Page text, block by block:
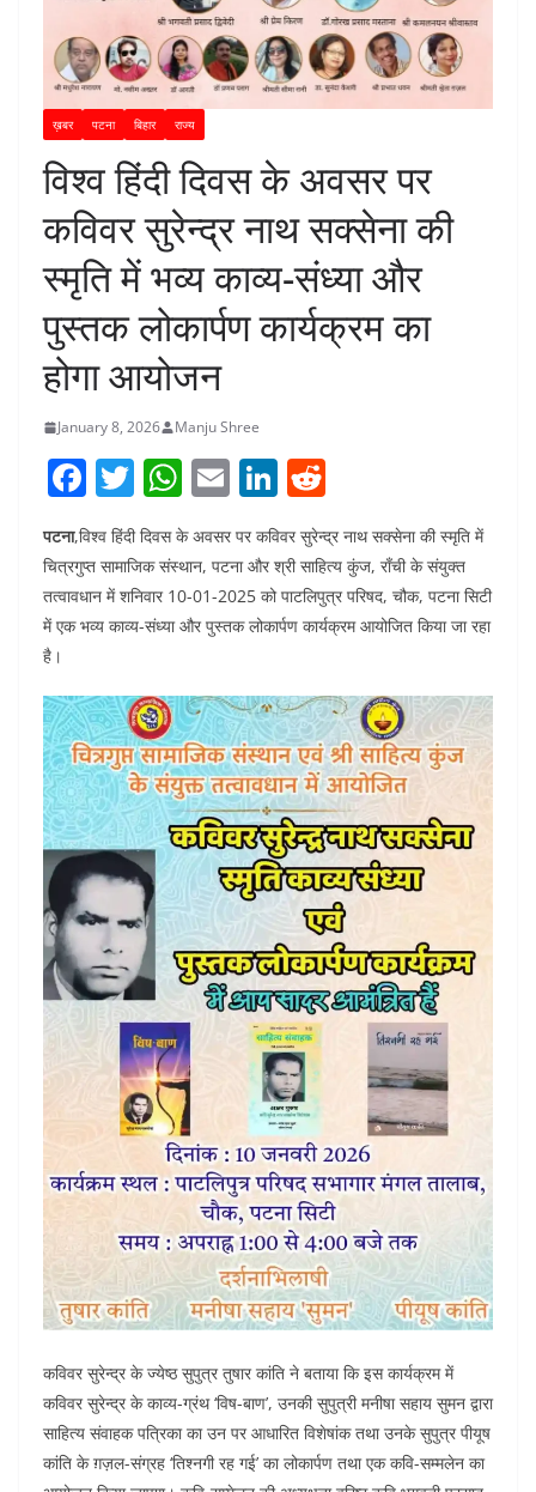
ख़बर पटना बिहार राज्य
विश्व हिंदी दिवस के अवसर पर
कविवर सुरेन्द्र नाथ सक्सेना की
स्मृति में भव्य काव्य-संध्या और
पुस्तक लोकार्पण कार्यक्रम का
होगा आयोजन
January 8, 2026 Manju Shree
F
a
c
e
b
o
k
T
w
itt
er
W
at
s
A
p
E
ai
l
Li
k
e
dI
d
di
t
पटना,विश्व हिंदी दिवस के अवसर पर कविवर सुरेन्द्र नाथ सक्सेना की स्मृति में
चित्रगुप्त सामाजिक संस्थान, पटना और श्री साहित्य कुंज, राँची के संयुक्त
तत्वावधान में शनिवार 10-01-2025 को पाटलिपुत्र परिषद, चौक, पटना सिटी
में एक भव्य काव्य-संध्या और पुस्तक लोकार्पण कार्यक्रम आयोजित किया जा रहा
है।
कविवर सुरेन्द्र के ज्येष्ठ सुपुत्र तुषार कांति ने बताया कि इस कार्यक्रम में
कविवर सुरेन्द्र के काव्य-ग्रंथ ‘विष-बाण’, उनकी सुपुत्री मनीषा सहाय सुमन द्वारा
साहित्य संवाहक पत्रिका का उन पर आधारित विशेषांक तथा उनके सुपुत्र पीयूष
कांति के ग़ज़ल-संग्रह ‘तिश्नगी रह गई’ का लोकार्पण तथा एक कवि-सम्मलेन का